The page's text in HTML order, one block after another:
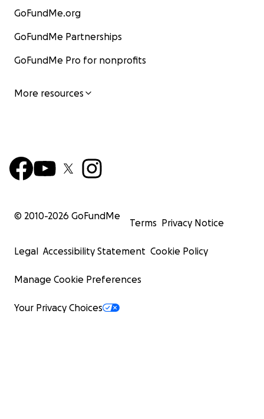
GoFundMe.org
GoFundMe Partnerships
GoFundMe Pro for nonprofits
More resources
© 2010-2026 GoFundMe
Terms Privacy Notice
Legal Accessibility Statement Cookie Policy
Manage Cookie Preferences
Your Privacy Choices